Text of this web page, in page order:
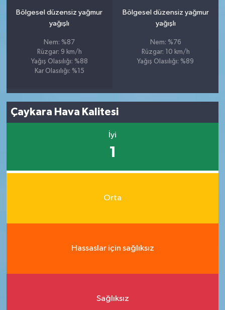
Bölgesel düzensiz yağmur
yağışlı
Nem: %87
Rüzgar: 9 km/h
Yağış Olasılığı: %88
Kar Olasılığı: %15
Bölgesel düzensiz yağmur
yağışlı
Nem: %76
Rüzgar: 10 km/h
Yağış Olasılığı: %89
Çaykara Hava Kalitesi
İyi
1
Orta
Hassaslar için sağlıksız
Sağlıksız